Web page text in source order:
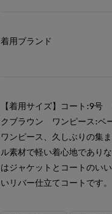
着用ブランド
【着用サイズ】コート:9
クブラウン ワンピース:ベ
ワンピース、久しぶりの集
ル素材で軽い着心地であり
はジャケットとコートのい
いリバー仕立てコートです。